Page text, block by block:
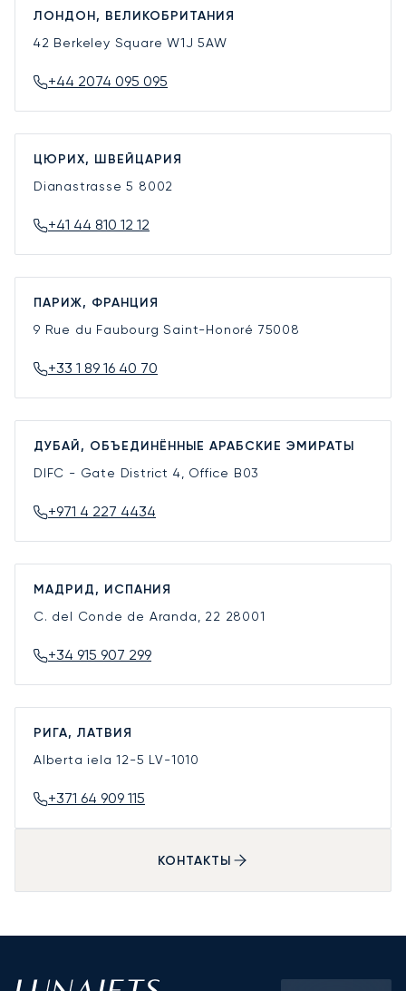
ЛОНДОН, ВЕЛИКОБРИТАНИЯ
42 Berkeley SquareW1J 5AW
+44 2074 095 095
ЦЮРИХ, ШВЕЙЦАРИЯ
Dianastrasse 5 8002
+41 44 810 12 12
ПАРИЖ, ФРАНЦИЯ
9 Rue du Faubourg Saint-Honoré 75008
+33 1 89 16 40 70
ДУБАЙ, ОБЪЕДИНЁННЫЕ АРАБСКИЕ ЭМИРАТЫ
DIFC - Gate District 4, Office B03
+971 4 227 4434
МАДРИД, ИСПАНИЯ
C. del Conde de Aranda, 22 28001
+34 915 907 299
РИГА, ЛАТВИЯ
Alberta iela 12-5 LV-1010
+371 64 909 115
КОНТАКТЫ